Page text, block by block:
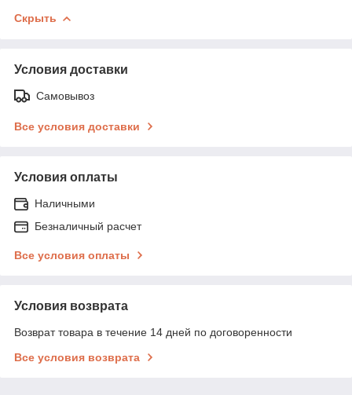
Скрыть
Условия доставки
Самовывоз
Все условия доставки
Условия оплаты
Наличными
Безналичный расчет
Все условия оплаты
Условия возврата
Возврат товара в течение 14 дней по договоренности
Все условия возврата